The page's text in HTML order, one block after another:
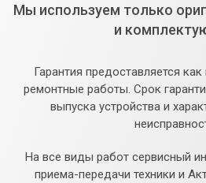
Мы используем только
и
Гарантия предоставляется
ремонтные работы. Срок
выпуска устройства и
На все виды работ сервисный
приема-передачи техники и